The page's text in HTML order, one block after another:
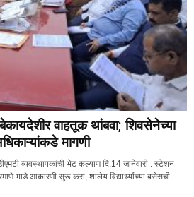
बेकायदेशीर वाहतूक थांबवा; शिवसेनेच्या
मागणी
व्यवस्थापकांची भेट कल्याण दि.14 जानेवारी : स्टेशन
भाडे आकारणी सुरू करा, शालेय विद्यार्थ्यांच्या बसेसची